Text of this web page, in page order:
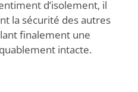
d’isolement, il
la sécurité des autres
finalement une
intacte.